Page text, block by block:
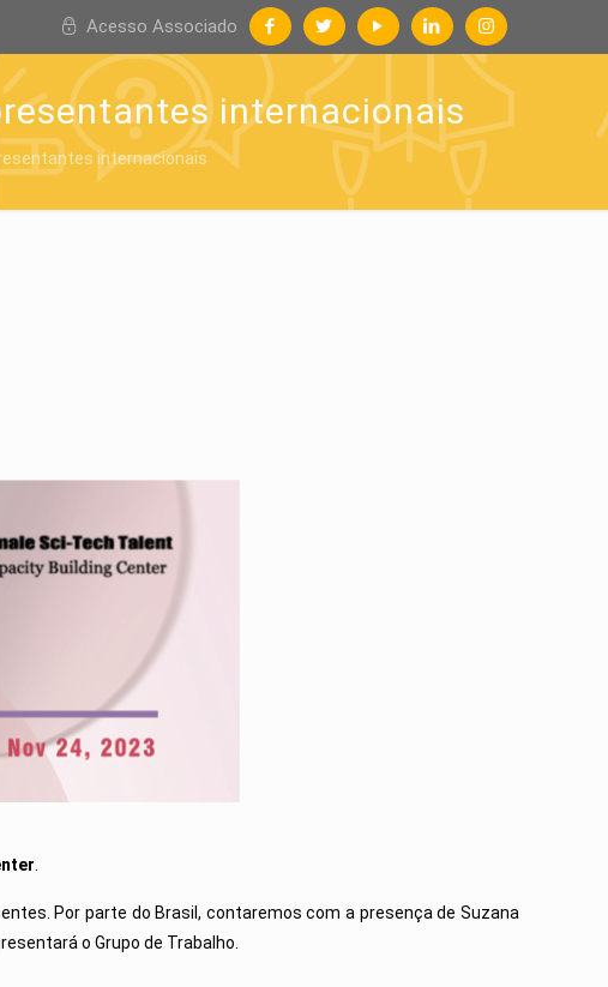
Acesso Associado
internacionais
internacionais
Por parte do Brasil, contaremos com a presença de Suzana
o Grupo de Trabalho.